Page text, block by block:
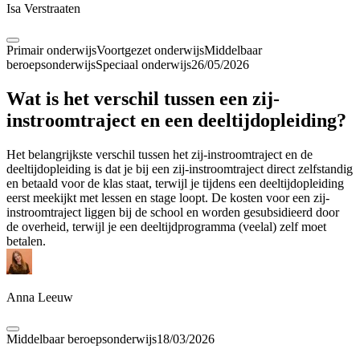
Isa Verstraaten
Primair onderwijsVoortgezet onderwijsMiddelbaar
beroepsonderwijsSpeciaal onderwijs26/05/2026
Wat is het verschil tussen een zij-
instroomtraject en een deeltijdopleiding?
Het belangrijkste verschil tussen het zij-instroomtraject en de
deeltijdopleiding is dat je bij een zij-instroomtraject direct zelfstandig
en betaald voor de klas staat, terwijl je tijdens een deeltijdopleiding
eerst meekijkt met lessen en stage loopt. De kosten voor een zij-
instroomtraject liggen bij de school en worden gesubsidieerd door
de overheid, terwijl je een deeltijdprogramma (veelal) zelf moet
betalen.
Anna Leeuw
Middelbaar beroepsonderwijs18/03/2026